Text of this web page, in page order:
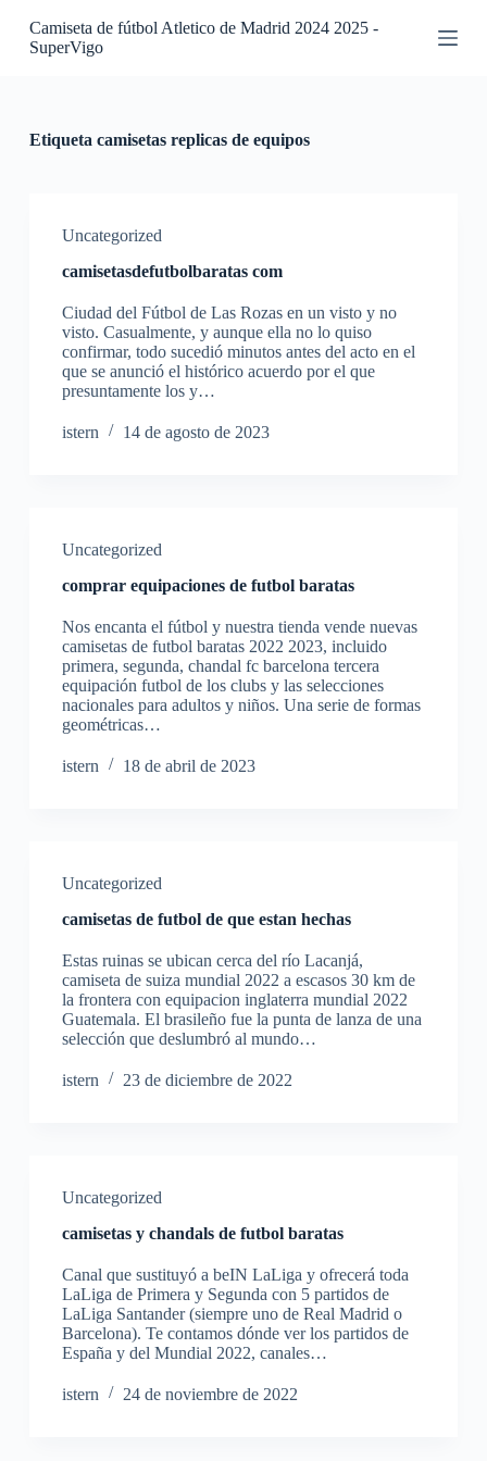
SCamiseta de fútbol Atletico de Madrid 2024 2025 -
SuperVigo
Etiqueta camisetas replicas de equipos
Uncategorized
camisetasdefutbolbaratas com
Ciudad del Fútbol de Las Rozas en un visto y no
visto. Casualmente, y aunque ella no lo quiso
confirmar, todo sucedió minutos antes del acto en el
que se anunció el histórico acuerdo por el que
presuntamente los y…
istern 14 de agosto de 2023
Uncategorized
comprar equipaciones de futbol baratas
Nos encanta el fútbol y nuestra tienda vende nuevas
camisetas de futbol baratas 2022 2023, incluido
primera, segunda, chandal fc barcelona tercera
equipación futbol de los clubs y las selecciones
nacionales para adultos y niños. Una serie de formas
geométricas…
istern 18 de abril de 2023
Uncategorized
camisetas de futbol de que estan hechas
Estas ruinas se ubican cerca del río Lacanjá,
camiseta de suiza mundial 2022 a escasos 30 km de
la frontera con equipacion inglaterra mundial 2022
Guatemala. El brasileño fue la punta de lanza de una
selección que deslumbró al mundo…
istern 23 de diciembre de 2022
Uncategorized
camisetas y chandals de futbol baratas
Canal que sustituyó a beIN LaLiga y ofrecerá toda
LaLiga de Primera y Segunda con 5 partidos de
LaLiga Santander (siempre uno de Real Madrid o
Barcelona). Te contamos dónde ver los partidos de
España y del Mundial 2022, canales…
istern 24 de noviembre de 2022